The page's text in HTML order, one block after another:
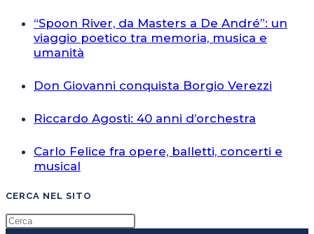
“Spoon River, da Masters a De André”: un
viaggio poetico tra memoria, musica e
umanità
Don Giovanni conquista Borgio Verezzi
Riccardo Agosti: 40 anni d’orchestra
Carlo Felice fra opere, balletti, concerti e
musical
CERCA NEL SITO